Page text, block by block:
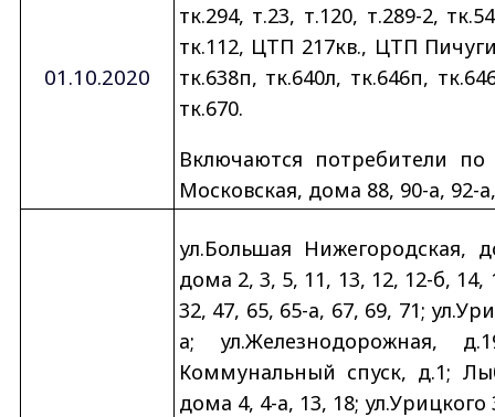
01.10.2020
тк.294, т.23, т.120, т.289-2,
тк.112, ЦТП 217кв., ЦТП
тк.638п, тк.640л, тк.646п,
тк.670.
Включаются потребители
Московская, дома 88, 90-а, 92-
ул.Большая Нижегородская,
дома 2, 3, 5, 11, 13, 12, 12-б, 14,
32, 47, 65, 65-а, 67, 69, 71;
а; ул.Железнодорожная,
Коммунальный спуск, д.1;
дома 4, 4-а, 13, 18;